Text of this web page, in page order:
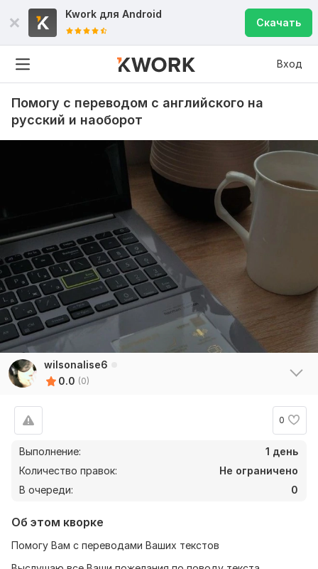
Kwork для Android
Скачать
Вход
Помогу с переводом с английского на
русский и наоборот
wilsonalise6
0.0 (0)
0
Выполнение:
1 день
Количество правок:
Не ограничено
В очереди:
0
Об этом кворке
Помогу Вам с переводами Ваших текстов